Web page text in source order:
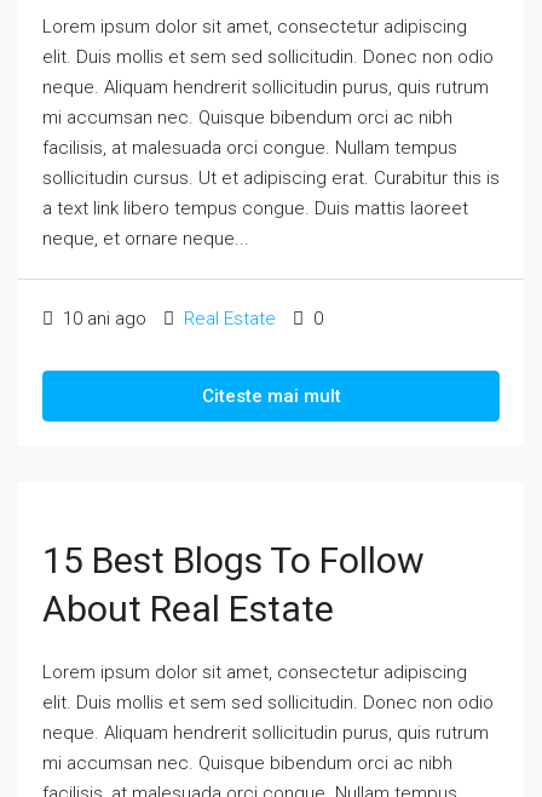
Lorem ipsum dolor sit amet, consectetur adipiscing
elit. Duis mollis et sem sed sollicitudin. Donec non odio
neque. Aliquam hendrerit sollicitudin purus, quis rutrum
mi accumsan nec. Quisque bibendum orci ac nibh
facilisis, at malesuada orci congue. Nullam tempus
sollicitudin cursus. Ut et adipiscing erat. Curabitur this is
a text link libero tempus congue. Duis mattis laoreet
neque, et ornare neque...
10 ani ago Real Estate 0
Citeste mai mult
15 Best Blogs To Follow
About Real Estate
Lorem ipsum dolor sit amet, consectetur adipiscing
elit. Duis mollis et sem sed sollicitudin. Donec non odio
neque. Aliquam hendrerit sollicitudin purus, quis rutrum
mi accumsan nec. Quisque bibendum orci ac nibh